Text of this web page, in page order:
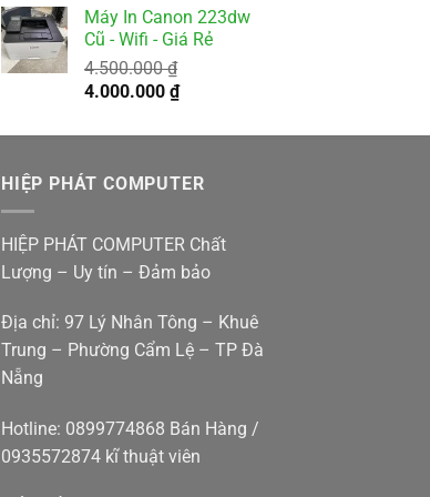
là:
5.500.000 ₫.
tại
là:
Máy In Canon 223dw
Cũ - Wifi - Giá Rẻ
4.500.000₫
Giá
là:
4.000.000 ₫Giá
tại
4.000.000 ₫.
HIỆP PHÁT COMPUTER
HIỆP PHÁT COMPUTER Chất
Lượng – Uy tín – Đảm bảo
Địa chỉ: 97 Lý Nhân Tông – Khuê
Trung – Phường Cẩm Lệ – TP Đà
Nẵng
Hotline: 0899774868 Bán Hàng /
0935572874 kĩ thuật viên